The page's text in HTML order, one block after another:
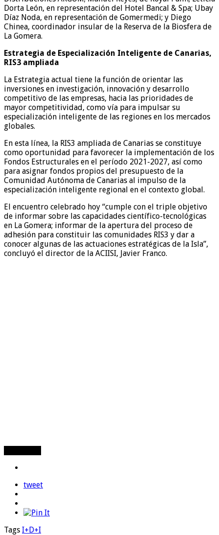
Dorta León, en representación del Hotel Bancal & Spa; Ubay
Díaz Noda, en representación de Gomermedi; y Diego
Chinea, coordinador insular de la Reserva de la Biosfera de
La Gomera.
Estrategia de Especialización Inteligente de Canarias,
RIS3 ampliada
La Estrategia actual tiene la función de orientar las
inversiones en investigación, innovación y desarrollo
competitivo de las empresas, hacia las prioridades de
mayor competitividad, como vía para impulsar su
especialización inteligente de las regiones en los mercados
globales.
En esta línea, la RIS3 ampliada de Canarias se constituye
como oportunidad para favorecer la implementación de los
Fondos Estructurales en el período 2021-2027, así como
para asignar fondos propios del presupuesto de la
Comunidad Autónoma de Canarias al impulso de la
especialización inteligente regional en el contexto global.
El encuentro celebrado hoy “cumple con el triple objetivo
de informar sobre las capacidades científico-tecnológicas
en La Gomera; informar de la apertura del proceso de
adhesión para constituir las comunidades RIS3 y dar a
conocer algunas de las actuaciones estratégicas de la Isla”,
concluyó el director de la ACIISI, Javier Franco.
tweet
Tags I+D+I